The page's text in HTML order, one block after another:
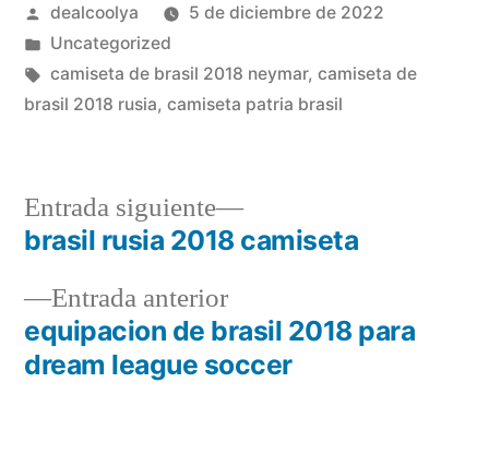
Publicado
por
dealcoolya
5 de diciembre de 2022
Publicado
en
Uncategorized
Etiquetas:
camiseta de brasil 2018 neymar, camiseta de
brasil 2018 rusia, camiseta patria brasil
Navegación
de
entradas
Entrada anteriorEntrada
anterior:
equipacion de brasil 2018 para
dream league soccer
Entrada siguiente
Entrada
siguiente:
brasil rusia 2018 camiseta